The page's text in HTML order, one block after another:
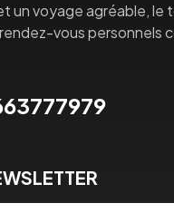
un voyage agréable, le
rendez-vous personnels